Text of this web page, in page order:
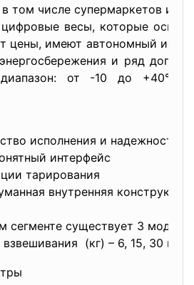
в том числе супермаркетов и
весы, которые
цены, имеют автономный
и ряд
диапазон: от -10 до
исполнения и надежность
интерфейс
тарирования
внутренняя конструкция
существует 3
(кг) – 6, 15, 30 и